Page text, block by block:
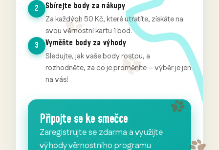
2
Sbírejte body za nákupy
Za každých 50 Kč, které utratíte, získáte na
svou věrnostní kartu 1 bod.
3
Vyměňte body za výhody
Sledujte, jak vaše body rostou, a
rozhodněte, za co je proměníte – výběr je jen
na vás!
Připojte se ke smečce
Zaregistrujte se zdarma a využijte
výhody věrnostního programu